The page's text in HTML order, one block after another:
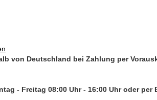
von Deutschland bei Zahlung per
- Freitag 08:00 Uhr - 16:00 Uhr oder